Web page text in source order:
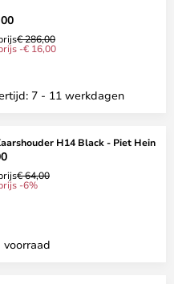
€ 286,00
-€ 16,00
7 - 11 werkdagen
H14 Black - Piet Hein
€ 64,00
-6%
voorraad